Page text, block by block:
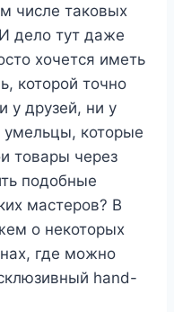
числе таковых
дело тут даже
хочется иметь
которой точно
у друзей, ни у
которые
товары через
подобные
мастеров? В
о некоторых
где можно
hand-